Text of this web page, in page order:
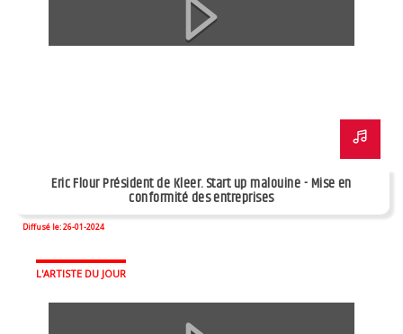
Eric Flour Président de Kleer. Start up malouine - Mise en
conformité des entreprises
Diffusé le: 26-01-2024
L'ARTISTE DU JOUR